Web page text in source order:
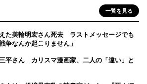
一覧を見る
た美輪明宏さん死去 ラストメッセージでも
なんか起こりません」
平さん カリスマ漫画家、二人の「違い」と